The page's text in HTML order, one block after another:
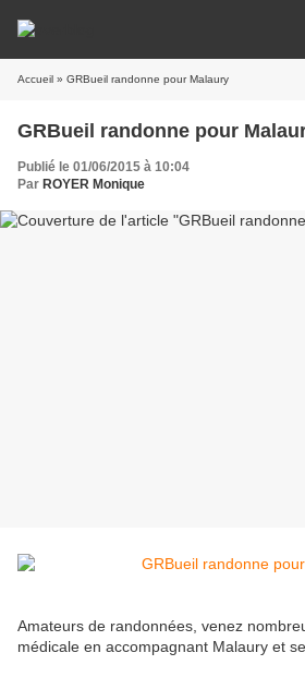
Accueil » GRBueil randonne pour Malaury
GRBueil randonne pour
Publié le 01/06/2015 à 10:04
Par ROYER Monique
Amateurs de randonnées, venez
médicale en accompagnant Malaury et